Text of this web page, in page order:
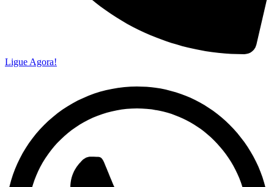
Ligue Agora!